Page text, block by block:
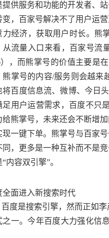
提供服务和功能的开发者、
变，百家号解决不了用户运
力经济，获取用户时长。熊
从流量入口来看，百家号流
），而熊掌号的价值主要是
熊掌号的内容/服务则会越
将百度信息流、微博、今日
足用户运营需求，百度不只
给熊掌号，未来还会不断增
现一键下单。熊掌号与百家
同，更多是一种互补而不是
内容双引擎”。
全面进入新搜索时代
百度是搜索引擎，然而正如
之一。今年百度大力强化信